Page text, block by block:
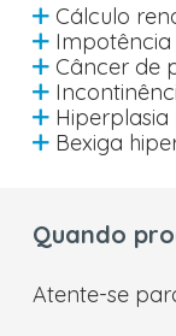
Cálculo
Impotência
Câncer de
Bexiga
Quando
Atente-se